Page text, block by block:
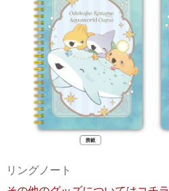
リングノート